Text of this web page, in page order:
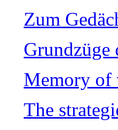
Zum
Grundzüge
Memory of
The